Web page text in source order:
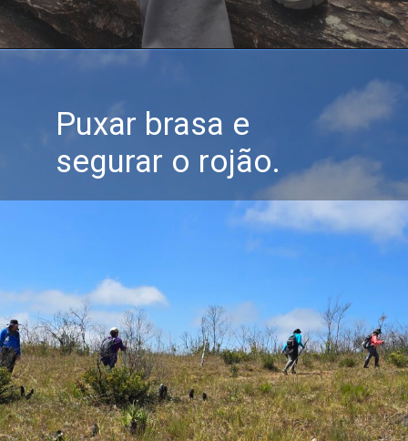
Puxar brasa e
segurar o rojão.